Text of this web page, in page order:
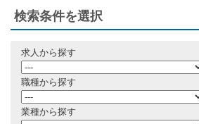
検索条件を選択
求人から探す
職種から探す
業種から探す